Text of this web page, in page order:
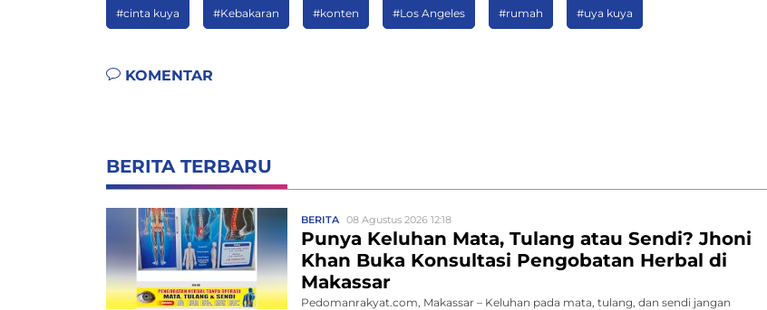
#cinta kuya #Kebakaran #konten #Los Angeles #rumah #uya kuya
KOMENTAR
BERITA TERBARU
BERITA 08 Agustus 2026 12:18
Punya Keluhan Mata, Tulang atau Sendi? Jhoni
Khan Buka Konsultasi Pengobatan Herbal di
Makassar
Pedomanrakyat.com, Makassar – Keluhan pada mata, tulang, dan sendi jangan